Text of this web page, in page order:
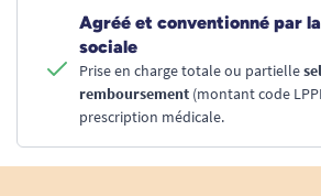
Agréé et conventionné par
sociale
Prise en charge totale ou partielle
remboursement (montant code
prescription médicale.